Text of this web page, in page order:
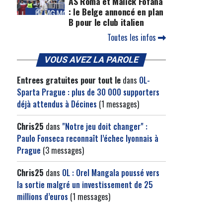
: le Belge annoncé en plan
B pour le club italien
Toutes les infos
VOUS AVEZ LA PAROLE
Entrees gratuites pour tout le dans OL-
Sparta Prague : plus de 30 000 supporters
déjà attendus à Décines (1 messages)
Chris25 dans "Notre jeu doit changer" :
Paulo Fonseca reconnaît l’échec lyonnais à
Prague (3 messages)
Chris25 dans OL : Orel Mangala poussé vers
la sortie malgré un investissement de 25
millions d’euros (1 messages)